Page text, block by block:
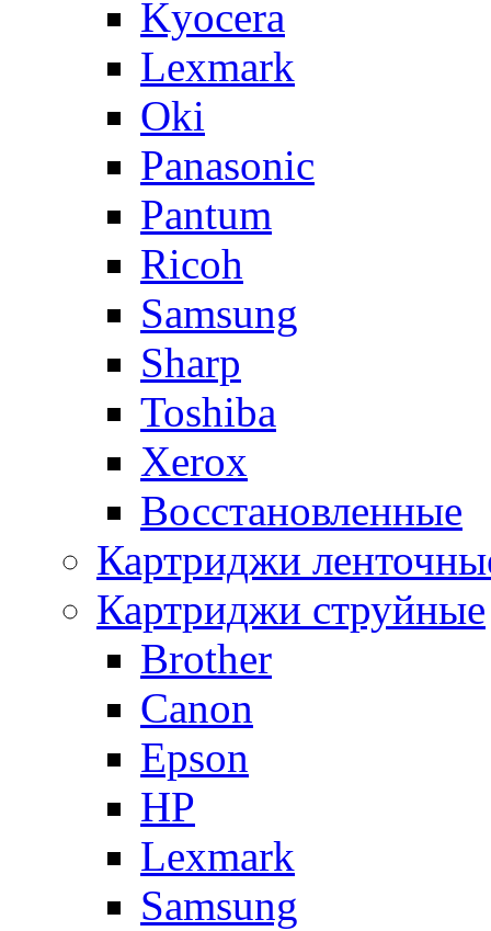
Kyocera
Lexmark
Oki
Panasonic
Pantum
Ricoh
Samsung
Sharp
Toshiba
Xerox
Восстановленные
Картриджи
Картриджи струйные
Brother
Canon
Epson
HP
Lexmark
Samsung